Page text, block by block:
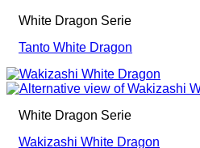
White Dragon Serie
Tanto White Dragon
White Dragon Serie
Wakizashi White Dragon